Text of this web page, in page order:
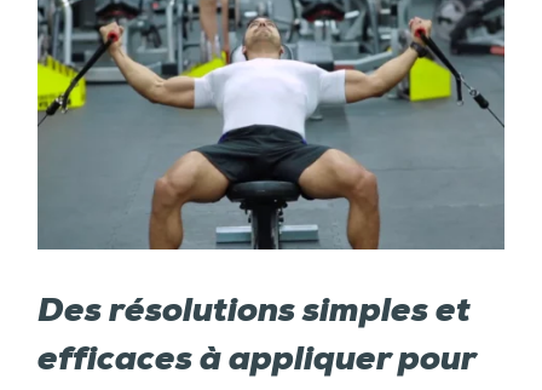
Des résolutions simples et
efficaces à appliquer pour